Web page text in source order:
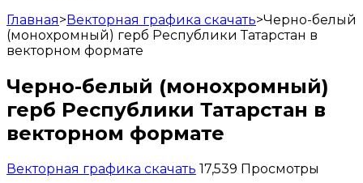
Главная>Векторная графика скачать>Черно-белый
(монохромный) герб Республики Татарстан в
векторном формате
Черно-белый (монохромный)
герб Республики Татарстан в
векторном формате
Векторная графика скачать 17,539 Просмотры